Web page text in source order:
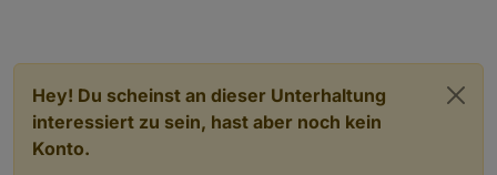
User that is running 'js-controller'
iobroker
HOME=/home/iobroker
GROUPS=iobroker
Hey! Du scheinst an dieser Unterhaltung
interessiert zu sein, hast aber noch kein
Konto.